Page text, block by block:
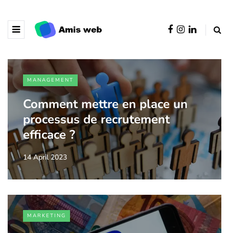
MANAGEMENT
Comment mettre en place un
processus de recrutement
efficace ?
14 April 2023
MARKETING